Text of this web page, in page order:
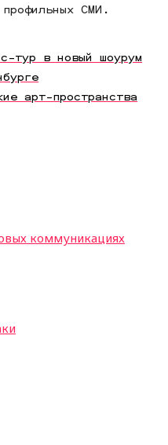
СМИ.
тур в новый шоурум
арт-пространства